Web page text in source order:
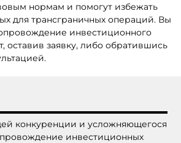
нормам и помогут избежать
для трансграничных операций. Вы
инвестиционного
оставив заявку, либо обратившись
конкуренции и усложняющегося
инвестиционных